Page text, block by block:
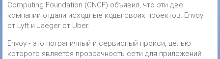
Computing Foundation (CNCF) объявил, что эти две
компании отдали исходные коды своих проектов: Envoy
от Lyft и Jaeger от Uber.
Envoy - это пограничный и сервисный прокси, целью
которого является прозрачность сети для приложений.